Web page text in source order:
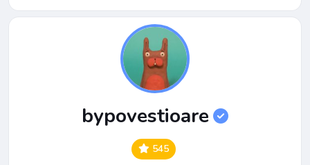
bypovestioare
545